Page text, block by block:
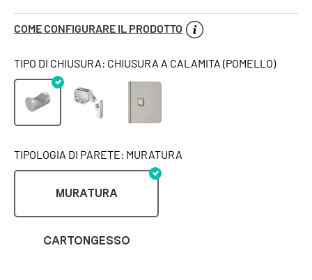
COME CONFIGURARE IL PRODOTTO
TIPO DI CHIUSURA: CHIUSURA A CALAMITA (POMELLO)
TIPOLOGIA DI PARETE: MURATURA
MURATURA
CARTONGESSO